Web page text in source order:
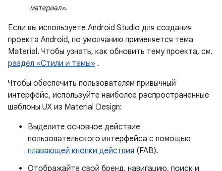
материал».
Если вы используете Android Studio для создания
проекта Android, по умолчанию применяется тема
Material. Чтобы узнать, как обновить тему проекта, см.
раздел «Стили и темы» .
Чтобы обеспечить пользователям привычный
интерфейс, используйте наиболее распространенные
шаблоны UX из Material Design:
Выделите основное действие
пользовательского интерфейса с помощью
плавающей кнопки действия (FAB).
Отображайте свой бренд, навигацию, поиск и